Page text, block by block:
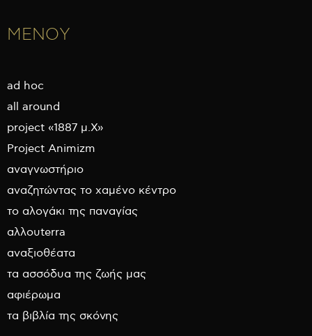
ΜΕΝΟΥ
ad hoc
all around
project «1887 μ.Χ»
Project Animizm
αναγνωστήριο
αναζητώντας το χαμένο κέντρο
το αλογάκι της παναγίας
αλλουterra
αναξιοθέατα
τα ασσόδυα της ζωής μας
αφιέρωμα
τα βιβλία της σκόνης